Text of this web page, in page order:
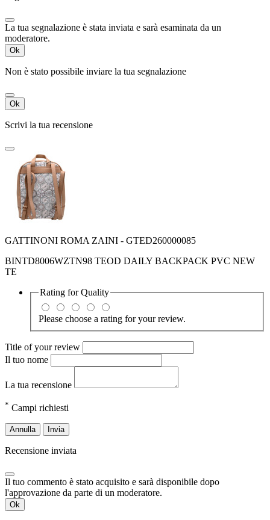
La tua segnalazione è stata inviata e sarà esaminata da un
moderatore.
Ok
Non è stato possibile inviare la tua segnalazione
Ok
Scrivi la tua recensione
GATTINONI ROMA ZAINI - GTED260000085
BINTD8006WZTN98 TEOD DAILY BACKPACK PVC NEW
TE
Rating forQuality
Please choose a rating for your review.
Title of your review
Il tuo nome
La tua recensione
* Campi richiesti
Annulla Invia
Recensione inviata
Il tuo commento è stato acquisito e sarà disponibile dopo
l'approvazione da parte di un moderatore.
Ok